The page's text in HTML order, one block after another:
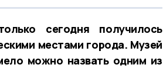
сегодня получилось
местами города. Музей
можно назвать одним из